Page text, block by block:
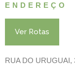
ENDEREÇO
Ver Rotas
RUA DO URUGUAI,